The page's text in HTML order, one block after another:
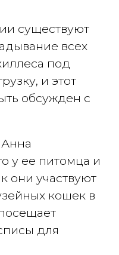
существуют
всех
под
и этот
обсужден с
у ее питомца и
они участвуют
кошек в
для